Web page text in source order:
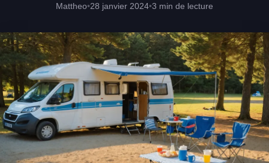
Mattheo•28 janvier 2024•3 min de lecture